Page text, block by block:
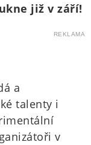
již v září!
REKLAMA
a
talenty i
v